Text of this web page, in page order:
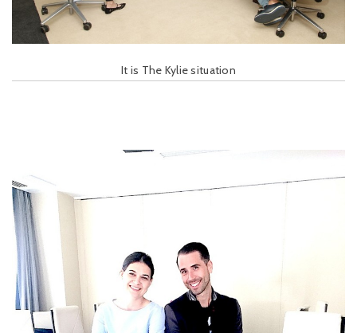
It is The Kylie situation